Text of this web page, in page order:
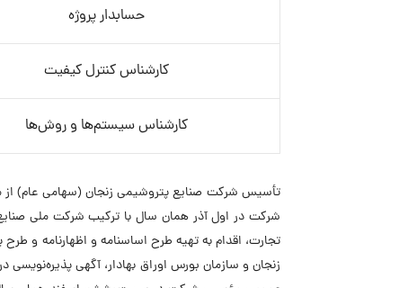
حسابدار پروژه
کارشناس کنترل کیفیت
کارشناس سیستم‌ها و روش‌ها
شرکت در اول آذر همان سال با ترکیب شرکت ملی
تجارت، اقدام به تهیه طرح اساسنامه و اظهارنامه و